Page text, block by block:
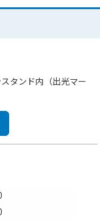
タンド内（出光マー